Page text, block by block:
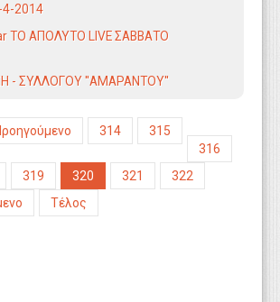
2014
ΤΟ ΑΠΟΛΥΤΟ LIVE ΣΑΒΒΑΤΟ
- ΣΥΛΛΟΓΟΥ ''ΑΜΑΡΑΝΤΟΥ''
314
315
316
319 320 321
322
Τέλος